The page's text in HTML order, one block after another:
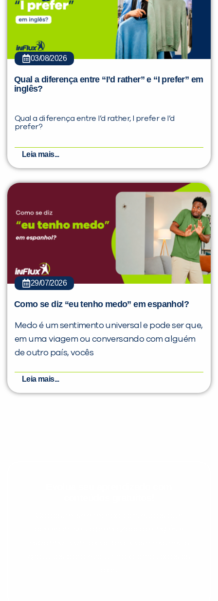
03/08/2026
Qual a diferença entre “I’d rather” e “I prefer” em
inglês?
Qual a diferença entre I’d rather, I prefer e I’d
prefer?
Leia mais...
29/07/2026
Como se diz “eu tenho medo” em espanhol?
Medo é um sentimento universal e pode ser que,
em uma viagem ou conversando com alguém
de outro país, vocês
Leia mais...